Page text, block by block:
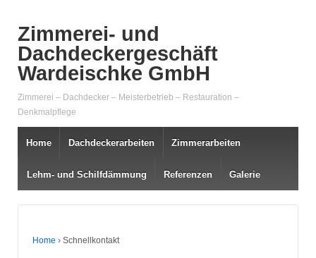
Zimmerei- und
Dachdeckergeschäft
Wardeischke GmbH
Zimmerei – Dachdecker – Meisterbetrieb – Restauration –
Denkmalpflege
Home Dachdeckerarbeiten Zimmerarbeiten
Lehm- und Schilfdämmung Referenzen Galerie
Home › Schnellkontakt